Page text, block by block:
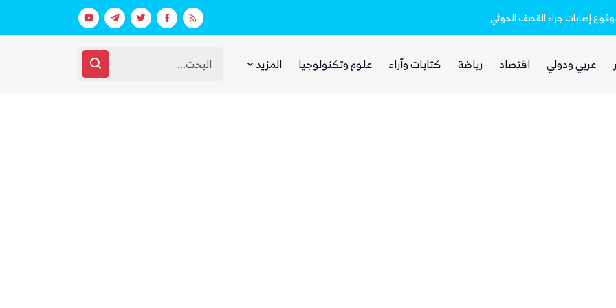
ووقوع إصابات جراء القصف الحوثي الحوثيون يستهدفون ميناء المخا بأكثر من 15 هجوماً.. والدفاعات الجوية للمقاومة تسقط عدة مسيّرات
عربي ودولي اقتصاد رياضة كتابات وآراء علوم وتكنولوجيا المزيد